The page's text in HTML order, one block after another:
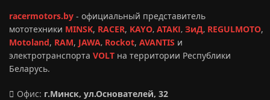
racermotors.by - официальный представитель
мототехники MINSK, RACER, KAYO, ATAKI, ЗиД, REGULMOTO,
Motoland, RAM, JAWA, Rockot, AVANTIS и
электротранспорта VOLT на территории Республики
Беларусь.
Офис: г.Минск, ул.Основателей, 32